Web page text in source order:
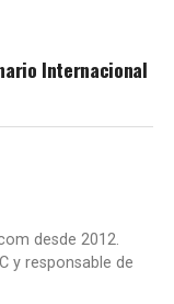
Internacional
desde 2012.
y responsable de